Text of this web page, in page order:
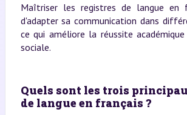
Maîtriser les registres de langue en
d'adapter sa communication dans
ce qui améliore la réussite
sociale.
Quels sont les trois
de langue en français ?